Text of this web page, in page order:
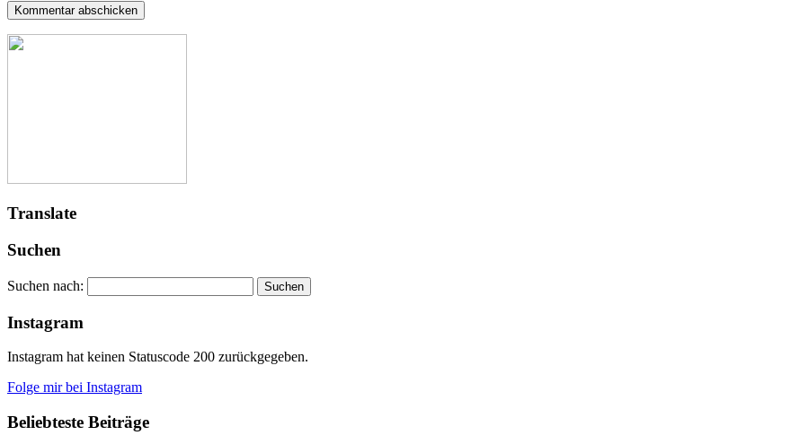
Translate
Suchen
Suchen nach:
Instagram
Instagram hat keinen Statuscode 200 zurückgegeben.
Folge mir bei Instagram
Beliebteste Beiträge